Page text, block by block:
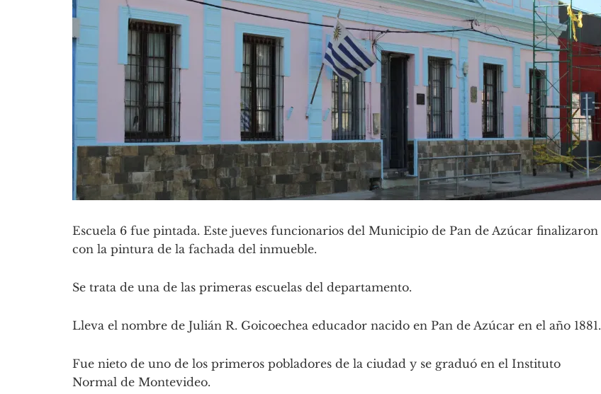
Escuela 6 fue pintada. Este jueves funcionarios del Municipio de Pan de Azúcar finalizaron
con la pintura de la fachada del inmueble.
Se trata de una de las primeras escuelas del departamento.
Lleva el nombre de Julián R. Goicoechea educador nacido en Pan de Azúcar en el año 1881.
Fue nieto de uno de los primeros pobladores de la ciudad y se graduó en el Instituto
Normal de Montevideo.